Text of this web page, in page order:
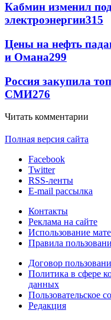
Кабмин изменил
электроэнергии315
Цены на нефть
и Омана299
Россия закупила
СМИ276
Читать комментарии
Полная версия сайта
Facebook
Twitter
RSS-ленты
E-mail рассылка
Контакты
Реклама на сайте
Использование
Правила
Договор
Политика в сфере
данных
Пользовательское
Редакция